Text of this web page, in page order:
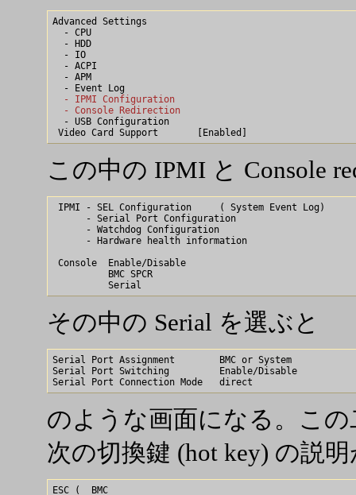
Advanced Settings
  - CPU
  - HDD
  - IO
  - ACPI
  - APM
  - IPMI Configuration
  - Console Redirection
- USB Configuration
この中の IPMI と Console
IPMI - SEL Configuration     ( System Event Log)
      - Serial Port Configuration
      - Watchdog Configuration
      - Hardware health information
Console  Enable/Disable
          BMC SPCR
その中の Serial を選ぶと
Serial Port Assignment        BMC or System
Serial Port Switching         Enable/Disable
のような画面になる。こ
次の切換鍵 (hot key) の説
ESC (  BMC